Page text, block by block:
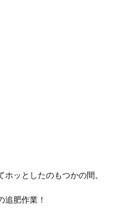
ホッとしたのもつかの間。
追肥作業！